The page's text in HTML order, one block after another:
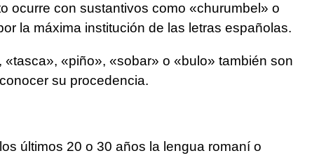
ocurre con sustantivos como «churumbel» o
la máxima institución de las letras españolas.
«piño», «sobar» o «bulo» también son
su procedencia.
últimos 20 o 30 años la lengua romaní o